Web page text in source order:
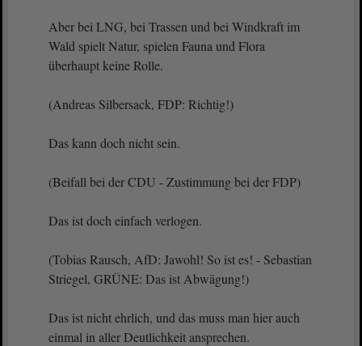
Aber bei LNG, bei Trassen und bei Windkraft im
Wald spielt Natur, spielen Fauna und Flora
überhaupt keine Rolle.
(Andreas Silbersack, FDP: Richtig!)
Das kann doch nicht sein.
(Beifall bei der CDU - Zustimmung bei der FDP)
Das ist doch einfach verlogen.
(Tobias Rausch, AfD: Jawohl! So ist es! - Sebastian
Striegel, GRÜNE: Das ist Abwägung!)
Das ist nicht ehrlich, und das muss man hier auch
einmal in aller Deutlichkeit ansprechen.